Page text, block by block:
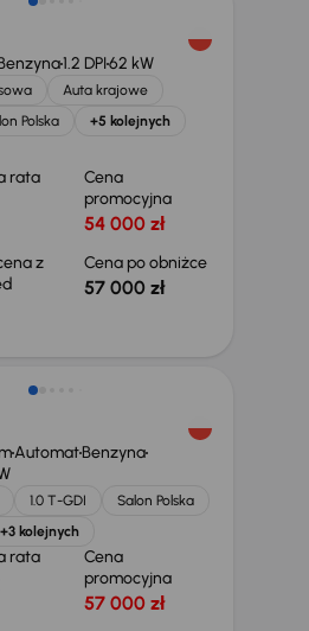
1.2 DPI62 kW
Auta krajowe
Polska +5 kolejnych
rata
Cena
promocyjna
54 000 zł
z
Cena po obniżce
57 000 zł
zł
AutomatBenzyna
1.0 T-GDI
Salon Polska
+3 kolejnych
rata
Cena
promocyjna
57 000 zł